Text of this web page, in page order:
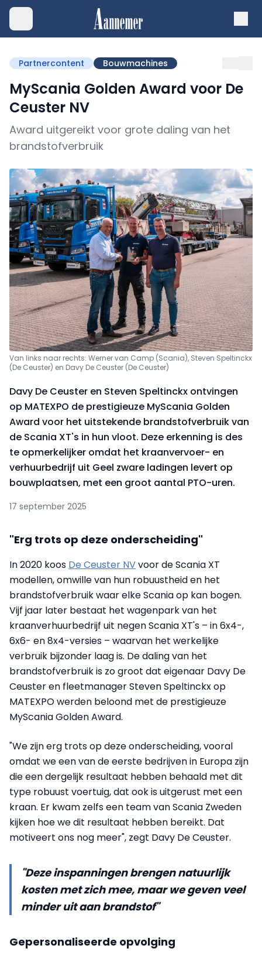
Partnercontent Bouwmachines
MyScania Golden Award voor De
Ceuster NV
Award uitgereikt voor grote daling van het
brandstofverbruik
Van links naar rechts: Werner van Camp (Scania), Steven Speltinckx
(De Ceuster) en Davy De Ceuster (De Ceuster)
Davy De Ceuster en Steven Speltinckx ontvingen
op MATEXPO de prestigieuze MyScania Golden
Award voor het uitstekende brandstofverbruik van
de Scania XT's in hun vloot. Deze erkenning is des
te opmerkelijker omdat het kraanvervoer- en
verhuurbedrijf uit Geel zware ladingen levert op
bouwplaatsen, met een groot aantal PTO-uren.
17 september 2025
"Erg trots op deze onderscheiding"
In 2020 koos De Ceuster NVvoor de Scania XT
modellen, omwille van hun robuustheid en het
brandstofverbruik waar elke Scania op kan bogen.
Vijf jaar later bestaat het wagenpark van het
kraanverhuurbedrijf uit negen Scania XT's – in 6x4-,
6x6- en 8x4-versies – waarvan het werkelijke
verbruik bijzonder laag is. De daling van het
brandstofverbruik is zo groot dat eigenaar Davy De
Ceuster en fleetmanager Steven Speltinckx op
MATEXPO werden beloond met de prestigieuze
MyScania Golden Award.
"We zijn erg trots op deze onderscheiding, vooral
omdat we een van de eerste bedrijven in Europa zijn
die een dergelijk resultaat hebben behaald met dit
type robuust voertuig, dat ook is uitgerust met een
kraan. Er kwam zelfs een team van Scania Zweden
kijken hoe we dit resultaat hebben bereikt. Dat
motiveert ons nog meer", zegt Davy De Ceuster.
"Deze inspanningen brengen natuurlijk
kosten met zich mee, maar we geven veel
minder uit aan brandstof"
Gepersonaliseerde opvolging